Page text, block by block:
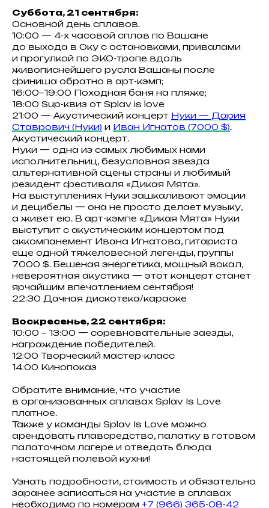
Суббота, 21 сентября:
Основной день сплавов.
10:00 — 4-х часовой сплав по Вашане
до выхода в Оку с остановками, привалами
и прогулкой по ЭКО-тропе вдоль
живописнейшего русла Вашаны после
финиша обратно в арт-кэмп;
16:00−19:00 Походная баня на пляже;
18:00 Sup-квиз от Splav is love
21:00 — Акустический концерт Нуки — Дария
Ставрович (Нуки) и Иван Игнатов (7000 $).
Акустический концерт.
Нуки — одна из самых любимых нами
исполнительниц, безусловная звезда
альтернативной сцены страны и любимый
резидент фестиваля «Дикая Мята».
На выступлениях Нуки зашкаливают эмоции
и децибелы — она не просто делает музыку,
а живет ею. В арт-кэмпе «Дикая Мята» Нуки
выступит с акустическим концертом под
аккомпанемент Ивана Игнатова, гитариста
еще одной тяжеловесной легенды, группы
7000 $. Бешеная энергетика, мощный вокал,
невероятная акустика — этот концерт станет
ярчайшим впечатлением сентября!
22:30 Дачная дискотека/караоке
Воскресенье, 22 сентября:
10:00 − 13:00 — соревновательные заезды,
награждение победителей.
12:00 Творческий мастер-класс
14:00 Кинопоказ
Обратите внимание, что участие
в организованных сплавах Splav Is Love
платное.
Также у команды Splav Is Love можно
арендовать плавсредство, палатку в готовом
палаточном лагере и отведать блюда
настоящей полевой кухни!
Узнать подробности, стоимость и обязательно
заранее записаться на участие в сплавах
необходимо по номерам +7 (966) 365-08-42